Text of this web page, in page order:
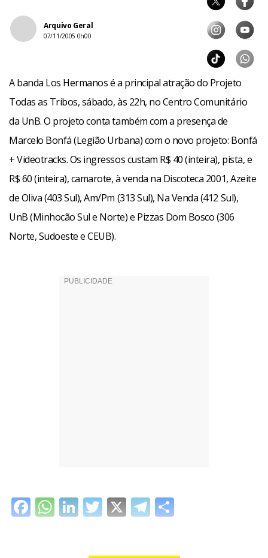
Arquivo Geral
07/11/2005 0h00
A banda Los Hermanos é a principal atração do Projeto
Todas as Tribos, sábado, às 22h, no Centro Comunitário
da UnB. O projeto conta também com a presença de
Marcelo Bonfá (Legião Urbana) com o novo projeto: Bonfá
+ Videotracks. Os ingressos custam R$ 40 (inteira), pista, e
R$ 60 (inteira), camarote, à venda na Discoteca 2001, Azeite
de Oliva (403 Sul), Am/Pm (313 Sul), Na Venda (412 Sul),
UnB (Minhocão Sul e Norte) e Pizzas Dom Bosco (306
Norte, Sudoeste e CEUB).
Facebook
WhatsApp
LinkedIn
Twitter
X Telegram